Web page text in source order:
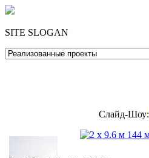
SITE SLOGAN
Слайд-Шоу: